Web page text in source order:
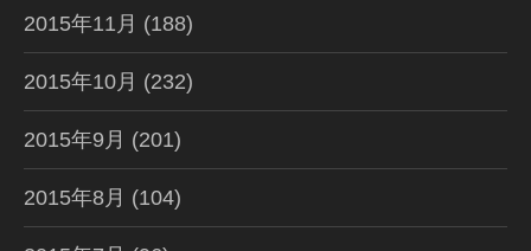
2015年11月 (188)
2015年10月 (232)
2015年9月 (201)
2015年8月 (104)